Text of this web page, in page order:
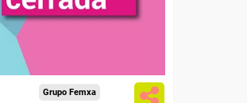
Grupo Femxa